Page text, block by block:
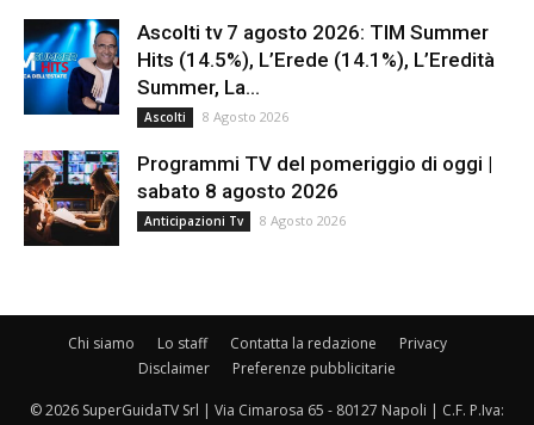
Ascolti tv 7 agosto 2026: TIM Summer
Hits (14.5%), L’Erede (14.1%), L’Eredità
Summer, La...
Ascolti 8 Agosto 2026
Programmi TV del pomeriggio di oggi |
sabato 8 agosto 2026
Anticipazioni Tv 8 Agosto 2026
Chi siamo Lo staff Contatta la redazione
Privacy
Disclaimer
Preferenze pubblicitarie
© 2026 SuperGuidaTV Srl | Via Cimarosa 65 - 80127 Napoli | C.F. P.Iva: